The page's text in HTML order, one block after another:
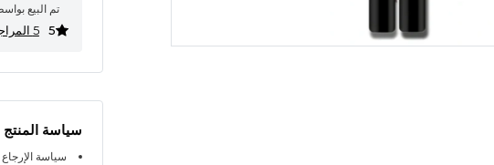
تم البيع
5
5 المراجعات
سياسة المنتج
سياسة الإرجاع